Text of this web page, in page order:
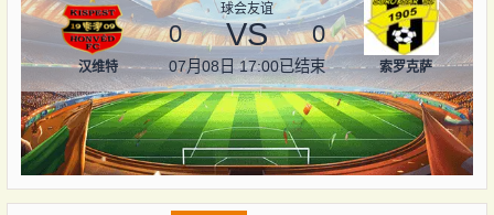
汉维特
球会友谊
0 VS 0
07月08日 17:00已结束 索罗克萨